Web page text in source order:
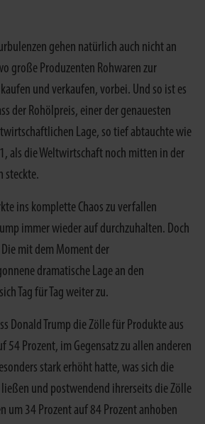
gehen natürlich auch nicht an
große Produzenten Rohwaren zur
und verkaufen, vorbei. Und so ist es
der Rohölpreis, einer der genauesten
Lage, so tief abtauchte wie
als die Weltwirtschaft noch mitten in der
steckte.
ins komplette Chaos zu verfallen
immer wieder auf durchzuhalten. Doch
mit dem Moment der
dramatische Lage an den
Tag für Tag weiter zu.
Donald Trump die Zölle für Produkte aus
54 Prozent, im Gegensatz zu allen anderen
stark erhöht hatte, was sich die
und postwendend ihrerseits die Zölle
um 34 Prozent auf 84 Prozent anhoben